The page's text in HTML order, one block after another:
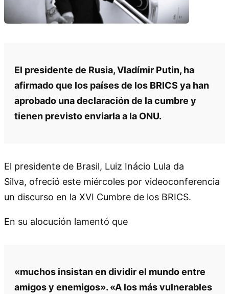
El presidente de Rusia, Vladímir Putin, ha
afirmado que los países de los BRICS ya han
aprobado una declaración de la cumbre y
tienen previsto enviarla a la ONU.
El presidente de Brasil, Luiz Inácio Lula da
Silva, ofreció este miércoles por videoconferencia
un discurso en la XVI Cumbre de los BRICS.
En su alocución lamentó que
«muchos insistan en dividir el mundo entre
amigos y enemigos». «A los más vulnerables